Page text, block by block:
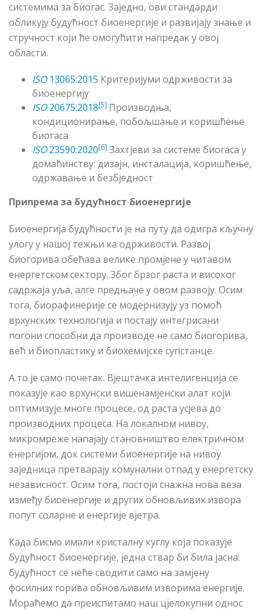
системима за биогас. Заједно, ови стандарди
обликују будућност биоенергије и развијају знање и
стручност који ће омогућити напредак у овој
области.
ISO 13065:2015 Критеријуми одрживости за
биоенергију
ISO 20675:2018[5] Производња,
кондиционирање, побољшање и коришћење
биогаса
ISO 23590:2020[6] Захтјеви за системе биогаса у
домаћинству: дизајн, инсталација, коришћење,
одржавање и безбједност
Припрема за будућност биоенергије
Биоенергија будућности је на путу да одигра кључну
улогу у нашој тежњи ка одрживости. Развој
биогорива обећава велике промјене у читавом
енергетском сектору. Због брзог раста и високог
садржаја уља, алге предњаче у овом развоју. Осим
тога, биорафинерије се модернизују уз помоћ
врхунских технологија и постају интегрисани
погони способни да производе не само биогорива,
већ и биопластику и биохемијске супстанце.
А то је само почетак. Вјештачка интелигенција се
показује као врхунски вишенамјенски алат који
оптимизује многе процесе, од раста усјева до
производних процеса. На локалном нивоу,
микромреже напајају становништво електричном
енергијом, док системи биоенергије на нивоу
заједница претварају комунални отпад у енергетску
независност. Осим тога, постоји снажна нова веза
између биоенергије и других обновљивих извора
попут соларне и енергије вјетра.
Када бисмо имали кристалну куглу која показује
будућност биоенергије, једна ствар би била јасна:
будућност се неће сводити само на замјену
фосилних горива обновљивим изворима енергије.
Мораћемо да преиспитамо наш цјелокупни однос